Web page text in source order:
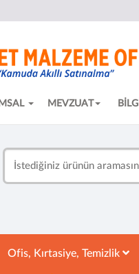
MEVZUAT
Ofis, Kırtasiye, Temizlik